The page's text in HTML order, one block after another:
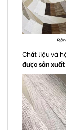
Chất liệu và
được sản xuất